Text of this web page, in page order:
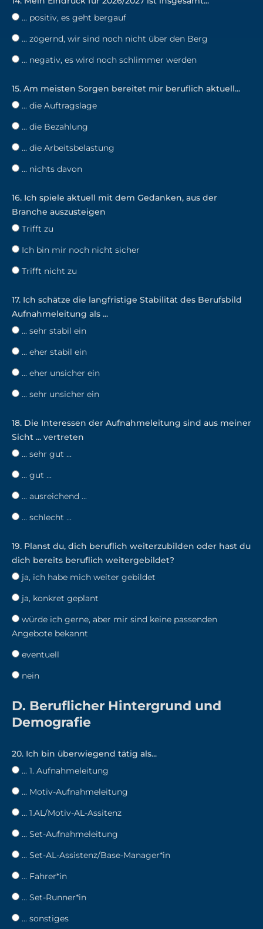
... positiv, es geht bergauf
... zögernd, wir sind noch nicht über den Berg
... negativ, es wird noch schlimmer werden
15. Am meisten Sorgen bereitet mir beruflich aktuell...
... die Auftragslage
... die Bezahlung
... die Arbeitsbelastung
... nichts davon
16. Ich spiele aktuell mit dem Gedanken, aus der
Branche auszusteigen
Trifft zu
Ich bin mir noch nicht sicher
Trifft nicht zu
17. Ich schätze die langfristige Stabilität des Berufsbild
Aufnahmeleitung als ...
... sehr stabil ein
... eher stabil ein
... eher unsicher ein
... sehr unsicher ein
18. Die Interessen der Aufnahmeleitung sind aus meiner
Sicht ... vertreten
... sehr gut ...
... gut ...
... ausreichend ...
... schlecht ...
19. Planst du, dich beruflich weiterzubilden oder hast du
dich bereits beruflich weitergebildet?
ja, ich habe mich weiter gebildet
ja, konkret geplant
würde ich gerne, aber mir sind keine passenden
Angebote bekannt
eventuell
nein
D. Beruflicher Hintergrund und
Demografie
20. Ich bin überwiegend tätig als...
... 1. Aufnahmeleitung
... Motiv-Aufnahmeleitung
... 1.AL/Motiv-AL-Assitenz
... Set-Aufnahmeleitung
... Set-AL-Assistenz/Base-Manager*in
... Fahrer*in
... Set-Runner*in
... sonstiges